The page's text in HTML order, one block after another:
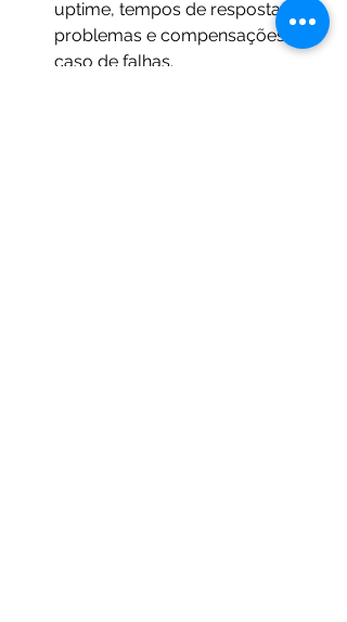
uptime, tempos de resposta para
problemas e compensações em
caso de falhas.